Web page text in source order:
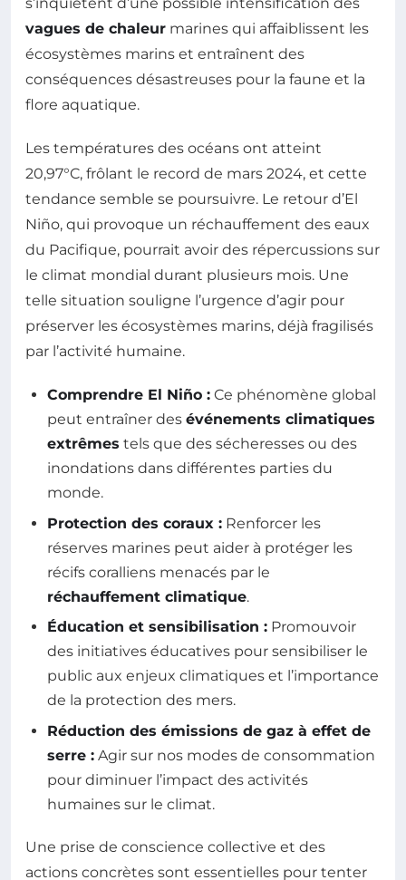
s’inquiètent d’une possible intensification des
vagues de chaleur marines qui affaiblissent les
écosystèmes marins et entraînent des
conséquences désastreuses pour la faune et la
flore aquatique.
Les températures des océans ont atteint
20,97°C, frôlant le record de mars 2024, et cette
tendance semble se poursuivre. Le retour d’El
Niño, qui provoque un réchauffement des eaux
du Pacifique, pourrait avoir des répercussions sur
le climat mondial durant plusieurs mois. Une
telle situation souligne l’urgence d’agir pour
préserver les écosystèmes marins, déjà fragilisés
par l’activité humaine.
Comprendre El Niño : Ce phénomène global
peut entraîner des événements climatiques
extrêmes tels que des sécheresses ou des
inondations dans différentes parties du
monde.
Protection des coraux : Renforcer les
réserves marines peut aider à protéger les
récifs coralliens menacés par le
réchauffement climatique.
Éducation et sensibilisation : Promouvoir
des initiatives éducatives pour sensibiliser le
public aux enjeux climatiques et l’importance
de la protection des mers.
Réduction des émissions de gaz à effet de
serre : Agir sur nos modes de consommation
pour diminuer l’impact des activités
humaines sur le climat.
Une prise de conscience collective et des
actions concrètes sont essentielles pour tenter